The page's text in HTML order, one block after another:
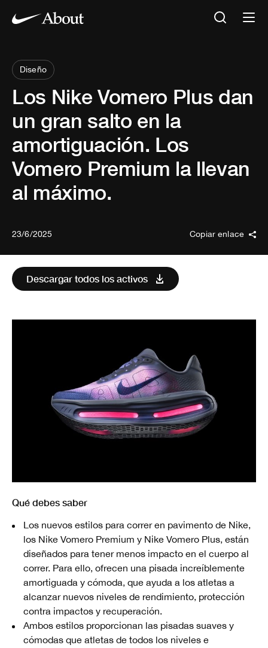
Diseño
Los Nike Vomero Plus dan
un gran salto en la
amortiguación. Los
Vomero Premium la llevan
al máximo.
23/6/2025 Copiar enlace
Descargar todos los activos
Qué debes saber
Los nuevos estilos para correr en pavimento de Nike,
los Nike Vomero Premium y Nike Vomero Plus, están
diseñados para tener menos impacto en el cuerpo al
correr. Para ello, ofrecen una pisada increíblemente
amortiguada y cómoda, que ayuda a los atletas a
alcanzar nuevos niveles de rendimiento, protección
contra impactos y recuperación.
Ambos estilos proporcionan las pisadas suaves y
cómodas que atletas de todos los niveles e